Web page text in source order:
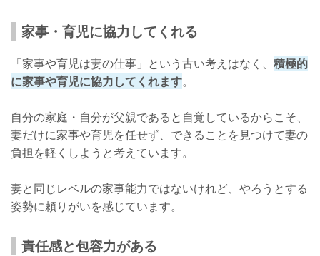
家事・育児に協力してくれる
「家事や育児は妻の仕事」という古い考えはなく、 積極的
に家事や育児に協力してくれます。
自分の家庭・自分が父親であると自覚しているからこそ、
妻だけに家事や育児を任せず、できることを見つけて妻の
負担を軽くしようと考えています。
妻と同じレベルの家事能力ではないけれど、やろうとする
姿勢に頼りがいを感じています。
責任感と包容力がある